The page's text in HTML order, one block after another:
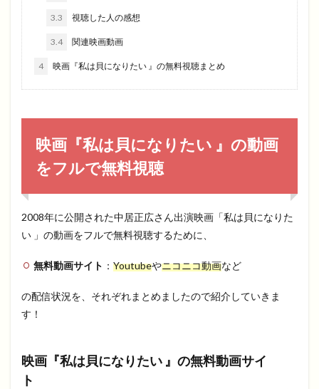
3.3 視聴した人の感想
3.4 関連映画動画
4 映画『私は貝になりたい 』の無料視聴まとめ
映画『私は貝になりたい 』の動画
をフルで無料視聴
2008年に公開された中居正広さん出演映画「私は貝になりた
い 」の動画をフルで無料視聴するために、
無料動画サイト ： Youtubeやニコニコ動画など
の配信状況を、それぞれまとめましたので紹介していきま
す！
映画『私は貝になりたい 』の無料動画サイ
ト